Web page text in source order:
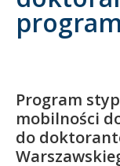
Kandydat
Program
mobilności
do